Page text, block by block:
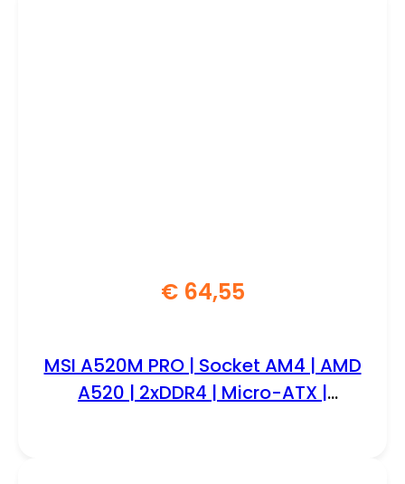
€64,55
MSI A520M PRO | Socket AM4 | AMD
A520 | 2xDDR4 | Micro-ATX |